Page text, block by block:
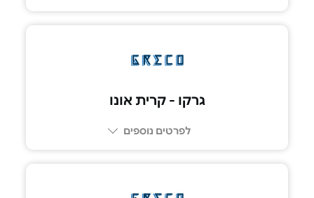
גרקו - קרית אונו
לפרטים נוספים